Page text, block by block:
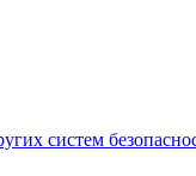
систем